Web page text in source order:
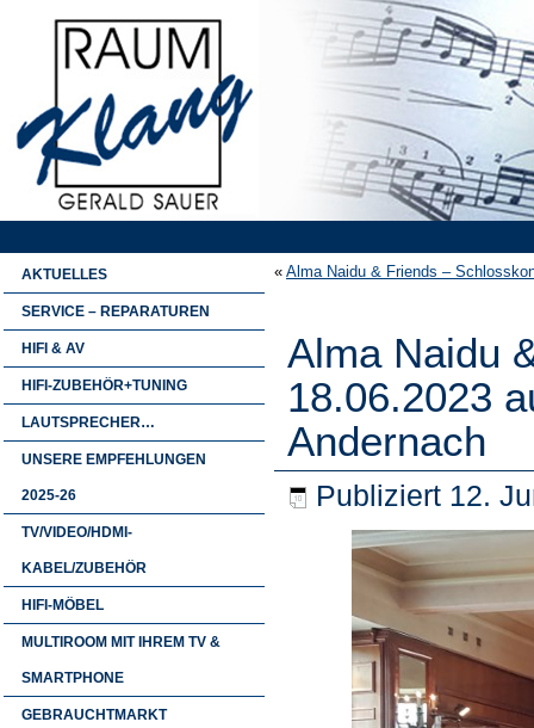
AKTUELLES
SERVICE – REPARATUREN
HIFI & AV
HIFI-ZUBEHÖR+TUNING
LAUTSPRECHER…
UNSERE EMPFEHLUNGEN
2025-26
TV/VIDEO/HDMI-
KABEL/ZUBEHÖR
HIFI-MÖBEL
MULTIROOM MIT IHREM TV &
SMARTPHONE
GEBRAUCHTMARKT
« Alma Naidu & Friends –
Alma Naidu
18.06.2023
Andernach
Publiziert 12.